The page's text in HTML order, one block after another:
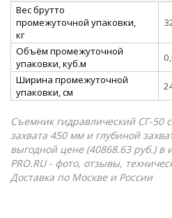
Вес брутто
промежуточной упаковки,
кг
Объём промежуточной
упаковки, куб.м
Ширина промежуточной
упаковки, см
Съемник гидравлический СГ-
захвата 450 мм и глубиной
выгодной цене (40868.63 руб.) в
PRO.RU - фото, отзывы,
Доставка по Москве и России